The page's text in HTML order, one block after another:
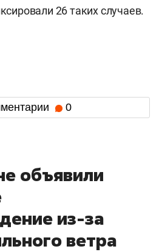
26 таких случаев.
0
объявили
из-за
ветра